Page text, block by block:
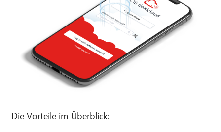
Die Vorteile im Überblick: